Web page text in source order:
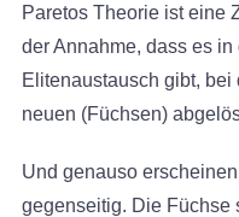
Paretos Theorie ist eine
der Annahme, dass es
Elitenaustausch gibt,
neuen (Füchsen)
Und genauso
gegenseitig. Die Füchse